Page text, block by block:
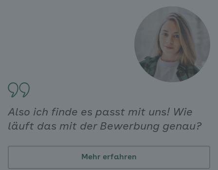
Also ich finde es passt mit uns! Wie
läuft das mit der Bewerbung genau?
Mehr erfahren